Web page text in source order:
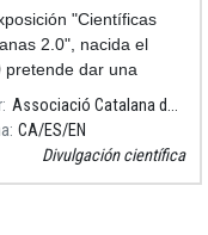
"Científicas
2.0", nacida el
pretende dar una
visibilidad al papel
de las mujeres
de nuestro
que se preocupan
Associació Catalana de Comunicació Científica
CA ES EN
Divulgación científica